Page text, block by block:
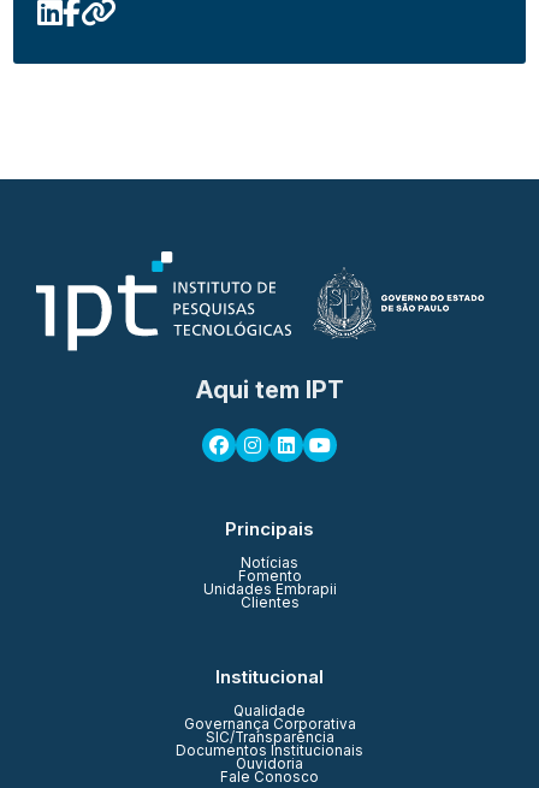
Aqui tem IPT
Principais
Notícias
Fomento
Unidades Embrapii
Clientes
Institucional
Qualidade
Governança Corporativa
SIC/Transparência
Documentos Institucionais
Ouvidoria
Fale Conosco